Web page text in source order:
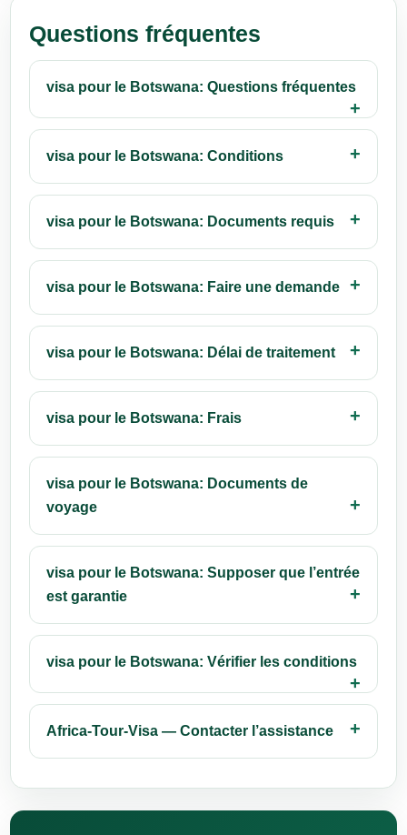
Questions fréquentes
visa pour le Botswana: Questions fréquentes
visa pour le Botswana: Conditions
visa pour le Botswana: Documents requis
visa pour le Botswana: Faire une demande
visa pour le Botswana: Délai de traitement
visa pour le Botswana: Frais
visa pour le Botswana: Documents de
voyage
visa pour le Botswana: Supposer que l’entrée
est garantie
visa pour le Botswana: Vérifier les conditions
Africa-Tour-Visa — Contacter l’assistance